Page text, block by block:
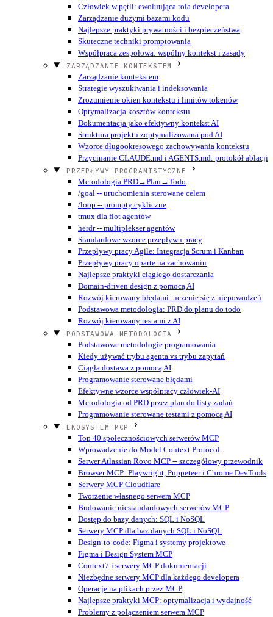
Człowiek w pętli: ewoluująca rola developera
Zarządzanie dużymi bazami kodu
Najlepsze praktyki prywatności i bezpieczeństwa
Skuteczne techniki promptowania
Współpraca zespołowa: wspólny kontekst i zasady
ZARZĄDZANIE KONTEKSTEM
Zarządzanie kontekstem
Strategie wyszukiwania i indeksowania
Zrozumienie okien kontekstu i limitów tokenów
Optymalizacja kosztów kontekstu
Dokumentacja jako efektywny kontekst AI
Struktura projektu zoptymalizowana pod AI
Wzorce długookresowego zachowywania kontekstu
Przycinanie CLAUDE.md i AGENTS.md: protokół ablacji
PRZEPŁYWY PROGRAMISTYCZNE
Metodologia PRD→Plan→Todo
/goal -- uruchomienia sterowane celem
/loop -- prompty cykliczne
tmux dla flot agentów
herdr -- multiplekser agentów
Standardowe wzorce przepływu pracy
Przepływy pracy Agile: Integracja Scrum i Kanban
Przepływy pracy oparte na zachowaniu
Najlepsze praktyki ciągłego dostarczania
Domain-driven design z pomocą AI
Rozwój kierowany błędami: uczenie się z niepowodzeń
Podstawowa metodologia: PRD do planu do todo
Rozwój kierowany testami z AI
PODSTAWOWA METODOLOGIA
Podstawowe metodologie programowania
Kiedy używać trybu agenta vs trybu zapytań
Ciągła dostawa z pomocą AI
Programowanie sterowane błędami
Efektywne wzorce współpracy człowiek-AI
Metodologia od PRD przez plan do listy zadań
Programowanie sterowane testami z pomocą AI
EKOSYSTEM MCP
Top 40 społecznościowych serwerów MCP
Wprowadzenie do Model Context Protocol
Serwer Atlassian Rovo MCP -- szczegółowy przewodnik
Browser MCP: Playwright, Puppeteer i Chrome DevTools
Serwery MCP Cloudflare
Tworzenie własnego serwera MCP
Budowanie niestandardowych serwerów MCP
Dostęp do bazy danych: SQL i NoSQL
Serwery MCP dla baz danych SQL i NoSQL
Design-to-code: Figma i systemy projektowe
Figma i Design System MCP
Context7 i serwery MCP dokumentacji
Niezbędne serwery MCP dla każdego developera
Operacje na plikach przez MCP
Najlepsze praktyki MCP: optymalizacja i wydajność
Problemy z połączeniem serwera MCP